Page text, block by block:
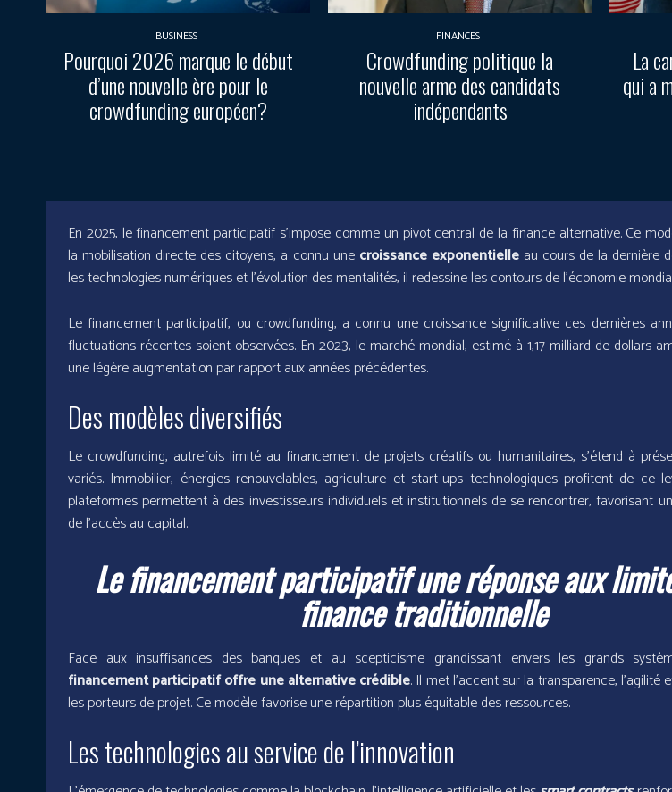
BUSINESS
Pourquoi 2026 marque le début
d’une nouvelle ère pour le
crowdfunding européen?
FINANCES
Crowdfunding politique la
nouvelle arme des candidats
indépendants
La
qui a
En 2025, le financement participatif s’impose comme un pivot central de la finance alternative. Ce
la mobilisation directe des citoyens, a connu une croissance exponentielleau cours de la dernière
les technologies numériques et l’évolution des mentalités, il redessine les contours de l’économie
Le financement participatif, ou crowdfunding, a connu une croissance significative ces dernières
fluctuations récentes soient observées. En 2023, le marché mondial, estimé à 1,17 milliard de dollars
une légère augmentation par rapport aux années précédentes.
Des modèles diversifiés
Le crowdfunding, autrefois limité au financement de projets créatifs ou humanitaires, s’étend à
variés. Immobilier, énergies renouvelables, agriculture et start-ups technologiques profitent de ce
plateformes permettent à des investisseurs individuels et institutionnels de se rencontrer, favorisant
de l’accès au capital.
Le financement participatif une réponse aux
finance traditionnelle
Face aux insuffisances des banques et au scepticisme grandissant envers les grands
financement participatif offre une alternative crédible. Il met l’accent sur la transparence, l’agilité
les porteurs de projet. Ce modèle favorise une répartition plus équitable des ressources.
Les technologies au service de l’innovation